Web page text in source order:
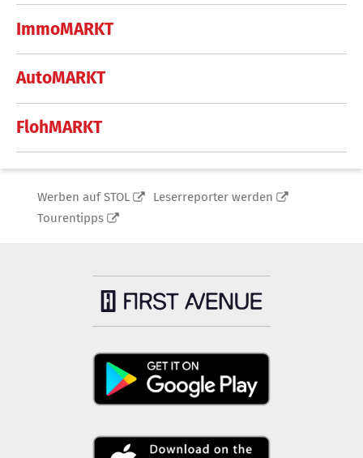
ImmoMARKT
AutoMARKT
FlohMARKT
Werben auf STOL
Leserreporter werden
Tourentipps